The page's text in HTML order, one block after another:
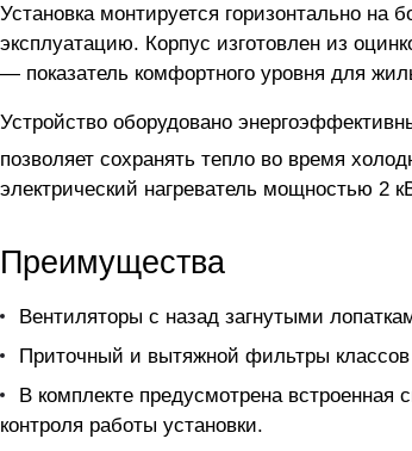
Установка монтируется горизонтально на
эксплуатацию. Корпус изготовлен из
— показатель комфортного уровня для
Устройство оборудовано
позволяет сохранять тепло во время
электрический нагреватель мощностью 2
Преимущества
Вентиляторы с назад загнутыми
Приточный и вытяжной фильтры
В комплекте предусмотрена встроенная
контроля работы установки.